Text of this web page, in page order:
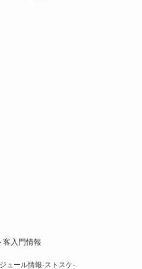
入門情報
ュール情報-ストスケ-.